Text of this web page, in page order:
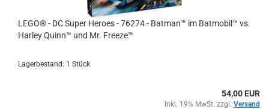
LEGO® - DC Super Heroes - 76274 - Batman™ im Batmobil™ vs.
Harley Quinn™ und Mr. Freeze™
Lagerbestand: 1 Stück
54,00 EUR
inkl. 19% MwSt. zzgl. Versand